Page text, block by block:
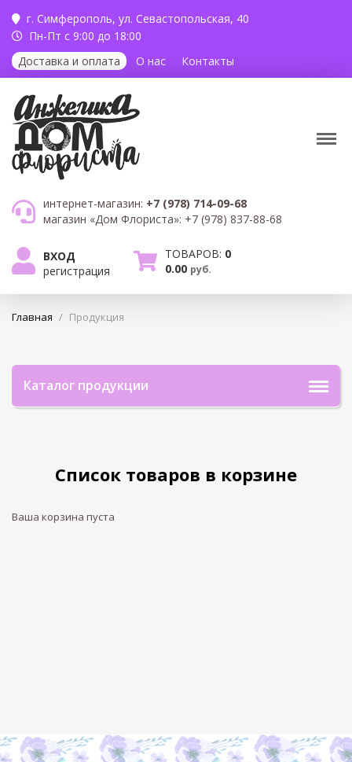
г. Симферополь, ул. Севастопольская, 40
Пн-Пт с 9:00 до 18:00
Доставка и оплата
О нас Контакты
интернет-магазин: +7 (978) 714-09-68
магазин «Дом Флориста»: +7 (978) 837-88-68
ВХОД
регистрация
ТОВАРОВ: 0
0.00 руб.
Главная / Продукция
Каталог продукции
Список товаров в корзине
Ваша корзина пуста